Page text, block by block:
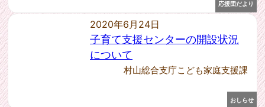
応援団だより
おしらせ
2020年6月24日
子育て支援センターの開設状況
について
村山総合支庁こども家庭支援課